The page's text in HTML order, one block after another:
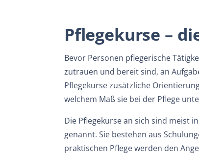
Pflegekurse –
Bevor Personen pflegerische
zutrauen und bereit sind, an
Pflegekurse zusätzliche
welchem Maß sie bei der Pflege
Die Pflegekurse an sich sind meist
genannt. Sie bestehen aus
praktischen Pflege werden den